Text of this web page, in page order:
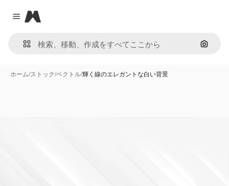
Close menu
Magnific
画像で
ホーム/ストック/ベクトル/輝く線のエレガントな白い背景